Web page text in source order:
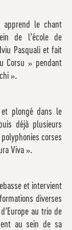
apprend le chant
de l’école de
Pasquali et fait
Corsu » pendant
».
plongé dans le
déjà plusieurs
corses
Viva ».
et intervient
diverses
au trio de
au sein de sa